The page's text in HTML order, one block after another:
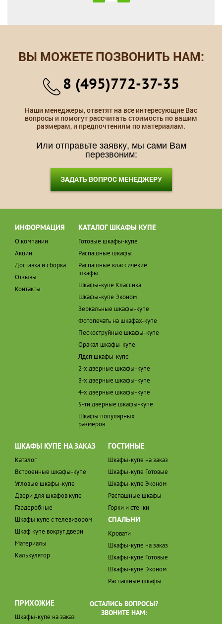
ВЫ МОЖЕТЕ ПОЗВОНИТЬ НАМ:
8 (495)772-37-35
Наши менеджеры, ответят на все интересующие Вас
вопросы и помогут рассчитать стоимость по вашим
размерам, и предпочтениям по материалам.
Или отправьте заявку, мы сами Вам
перезвоним:
ЗАДАТЬ ВОПРОС МЕНЕДЖЕРУ
ИНФОРМАЦИЯ
О компании
Акции
Доставка и сборка
Отзывы
Контакты
КАТАЛОГ ШКАФЫ КУПЕ
Готовые шкафы-купе
Распашные шкафы
Распашные классичекие
шкафы
Шкафы-купе Классика
Шкафы-купе Эконом
Зеркальные шкафы-купе
Фотопечать на шкафах-купе
Пескоструйные шкафы-купе
Оракал шкафы-купе
Лдсп шкафы-купе
2-х дверные шкафы-купе
3-х дверные шкафы-купе
4-х дверные шкафы-купе
5-ти дверные шкафы-купе
Шкафы популярных
размеров
ШКАФЫ КУПЕ НА ЗАКАЗ
Каталог
Встроенные шкафы-купе
Угловые шкафы-купе
Двери для шкафов купе
Гардеробные
Шкафы купе с телевизором
Шкаф купе вокруг двери
Материалы
Калькулятор
ГОСТИНЫЕ
Шкафы-купе на заказ
Шкафы-купе Готовые
Шкафы-купе Эконом
Распашные шкафы
Горки и стенки
СПАЛЬНИ
Кровати
Шкафы-купе на заказ
Шкафы-купе Готовые
Шкафы-купе Эконом
Распашные шкафы
ПРИХОЖИЕ
Шкафы-купе на заказ
ОСТАЛИСЬ ВОПРОСЫ?
ЗВОНИТЕ НАМ: